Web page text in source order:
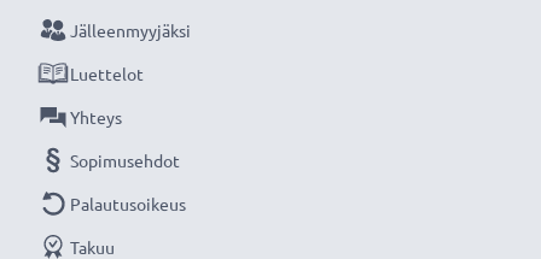
Jälleenmyyjäksi
Luettelot
Yhteys
Sopimusehdot
Palautusoikeus
Takuu